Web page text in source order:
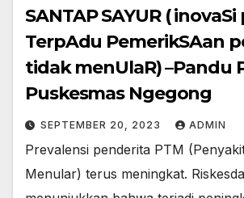
SANTAP SAYUR (
TerpAdu PemerikSAan
tidak menUlaR) –Pandu
Puskesmas Ngegong
SEPTEMBER 20, 2023 ADMIN
Prevalensi penderita PTM
Menular) terus meningkat.